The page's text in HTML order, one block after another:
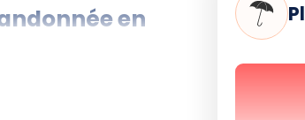
en
pour la